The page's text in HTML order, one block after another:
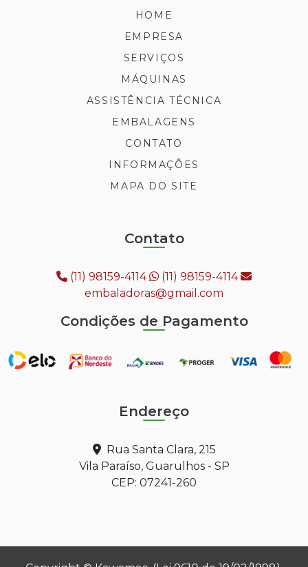
HOME
EMPRESA
SERVIÇOS
MÁQUINAS
ASSISTÊNCIA TÉCNICA
EMBALAGENS
CONTATO
INFORMAÇÕES
MAPA DO SITE
Contato
(11) 98159-4114
(11) 98159-4114
embaladoras@gmail.com
Condições de Pagamento
Endereço
Rua Santa Clara, 215
Vila Paraíso, Guarulhos - SP
CEP: 07241-260